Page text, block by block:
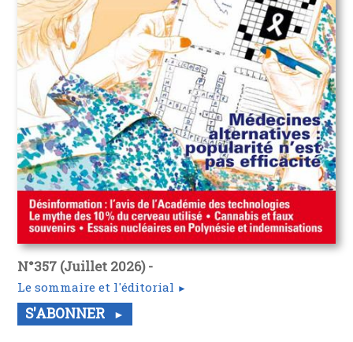
N°357 (Juillet 2026) -
Le sommaire et l'éditorial
S'ABONNER